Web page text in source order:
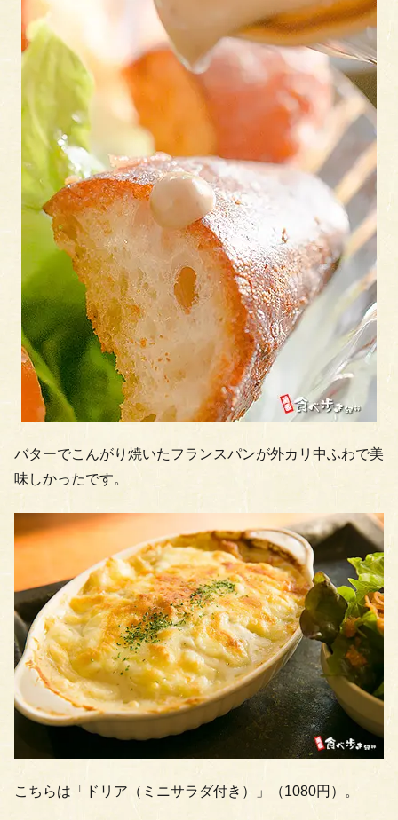
バターでこんがり焼いたフランスパンが外カリ中ふわで美
味しかったです。
こちらは「ドリア（ミニサラダ付き）」（1080円）。